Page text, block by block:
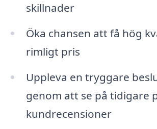
skillnader
Öka chansen att få hög
rimligt pris
Uppleva en tryggare
genom att se på tidigare
kundrecensioner